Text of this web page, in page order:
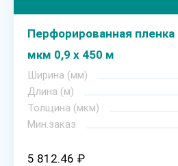
Перфорированная
мкм 0,9 х 450 м
Ширина (мм)
Длина (м)
Толщина (мкм)
Мин.заказ
5 812.46 ₽